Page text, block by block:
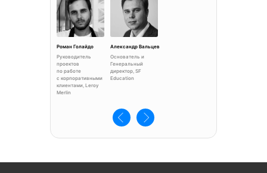
Роман Голайдо
Руководитель
проектов
по работе
с корпоративными
клиентами, Leroy
Merlin
Александр Вальцев
Основатель и
Генеральный
директор, SF
Education